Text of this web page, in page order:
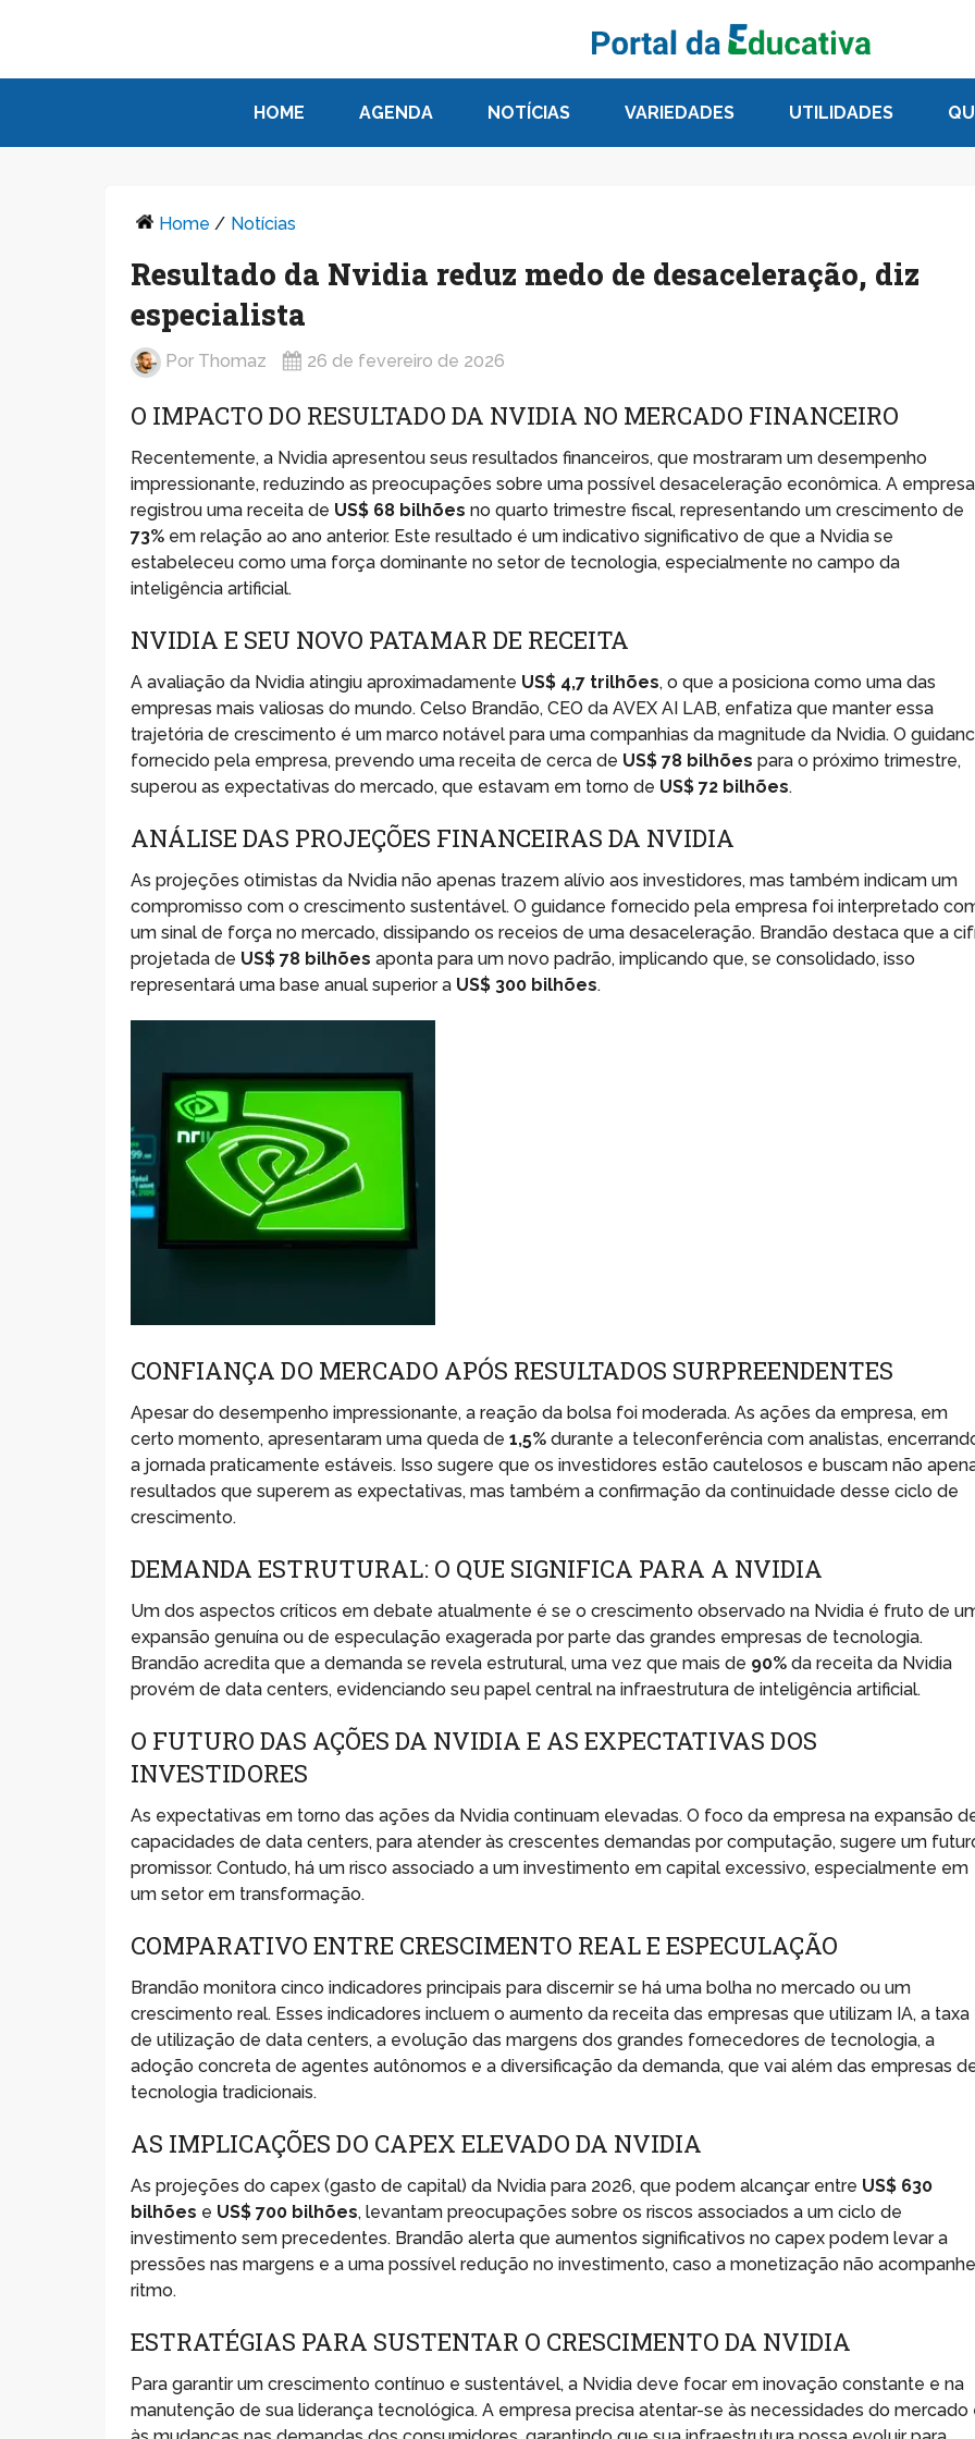
HOME AGENDA NOTÍCIAS VARIEDADES UTILIDADES
Home / Notícias
Resultado da Nvidia reduz medo de desaceleração, diz
especialista
Por Thomaz 26 de fevereiro de 2026
O IMPACTO DO RESULTADO DA NVIDIA NO MERCADO FINANCEIRO
Recentemente, a Nvidia apresentou seus resultados financeiros, que mostraram um desempenho
impressionante, reduzindo as preocupações sobre uma possível desaceleração econômica. A empresa
registrou uma receita de US$ 68 bilhões no quarto trimestre fiscal, representando um crescimento de
73% em relação ao ano anterior. Este resultado é um indicativo significativo de que a Nvidia se
estabeleceu como uma força dominante no setor de tecnologia, especialmente no campo da
inteligência artificial.
NVIDIA E SEU NOVO PATAMAR DE RECEITA
A avaliação da Nvidia atingiu aproximadamente US$ 4,7 trilhões, o que a posiciona como uma das
empresas mais valiosas do mundo. Celso Brandão, CEO da AVEX AI LAB, enfatiza que manter essa
trajetória de crescimento é um marco notável para uma companhias da magnitude da Nvidia. O
fornecido pela empresa, prevendo uma receita de cerca de US$ 78 bilhões para o próximo trimestre,
superou as expectativas do mercado, que estavam em torno de US$ 72 bilhões.
ANÁLISE DAS PROJEÇÕES FINANCEIRAS DA NVIDIA
As projeções otimistas da Nvidia não apenas trazem alívio aos investidores, mas também indicam um
compromisso com o crescimento sustentável. O guidance fornecido pela empresa foi interpretado
um sinal de força no mercado, dissipando os receios de uma desaceleração. Brandão destaca que a
projetada de US$ 78 bilhões aponta para um novo padrão, implicando que, se consolidado, isso
representará uma base anual superior a US$ 300 bilhões.
CONFIANÇA DO MERCADO APÓS RESULTADOS SURPREENDENTES
Apesar do desempenho impressionante, a reação da bolsa foi moderada. As ações da empresa, em
certo momento, apresentaram uma queda de1,5% durante a teleconferência com analistas,
a jornada praticamente estáveis. Isso sugere que os investidores estão cautelosos e buscam não
resultados que superem as expectativas, mas também a confirmação da continuidade desse ciclo de
crescimento.
DEMANDA ESTRUTURAL: O QUE SIGNIFICA PARA A NVIDIA
Um dos aspectos críticos em debate atualmente é se o crescimento observado na Nvidia é fruto de
expansão genuína ou de especulação exagerada por parte das grandes empresas de tecnologia.
Brandão acredita que a demanda se revela estrutural, uma vez que mais de 90% da receita da Nvidia
provém de data centers, evidenciando seu papel central na infraestrutura de inteligência artificial.
O FUTURO DAS AÇÕES DA NVIDIA E AS EXPECTATIVAS DOS
INVESTIDORES
As expectativas em torno das ações da Nvidia continuam elevadas. O foco da empresa na expansão
capacidades de data centers, para atender às crescentes demandas por computação, sugere um
promissor. Contudo, há um risco associado a um investimento em capital excessivo, especialmente em
um setor em transformação.
COMPARATIVO ENTRE CRESCIMENTO REAL E ESPECULAÇÃO
Brandão monitora cinco indicadores principais para discernir se há uma bolha no mercado ou um
crescimento real. Esses indicadores incluem o aumento da receita das empresas que utilizam IA, a taxa
de utilização de data centers, a evolução das margens dos grandes fornecedores de tecnologia, a
adoção concreta de agentes autônomos e a diversificação da demanda, que vai além das empresas
tecnologia tradicionais.
AS IMPLICAÇÕES DO CAPEX ELEVADO DA NVIDIA
As projeções do capex (gasto de capital) da Nvidia para 2026, que podem alcançar entre US$ 630
bilhões e US$ 700 bilhões, levantam preocupações sobre os riscos associados a um ciclo de
investimento sem precedentes. Brandão alerta que aumentos significativos no capex podem levar a
pressões nas margens e a uma possível redução no investimento, caso a monetização não
ritmo.
ESTRATÉGIAS PARA SUSTENTAR O CRESCIMENTO DA NVIDIA
Para garantir um crescimento contínuo e sustentável, a Nvidia deve focar em inovação constante e na
manutenção de sua liderança tecnológica. A empresa precisa atentar-se às necessidades do mercado